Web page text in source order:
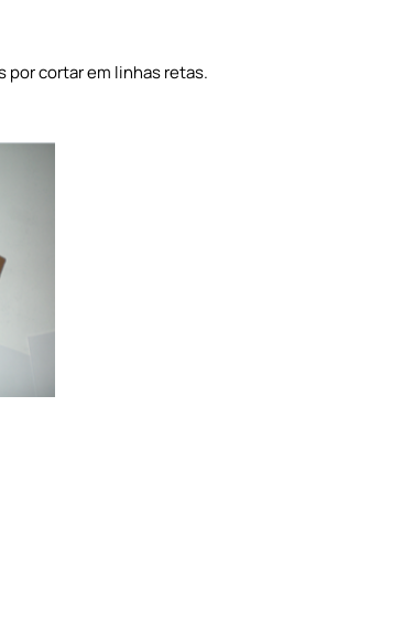
cortar em linhas retas.